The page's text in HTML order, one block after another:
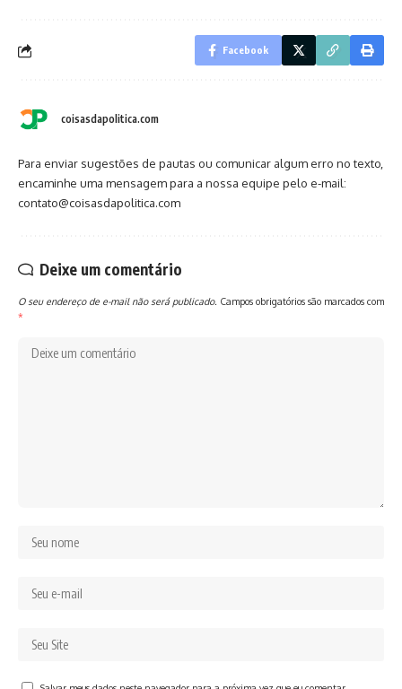
Facebook
coisasdapolitica.com
Para enviar sugestões de pautas ou comunicar algum erro no texto,
encaminhe uma mensagem para a nossa equipe pelo e-mail:
contato@coisasdapolitica.com
Deixe um comentário
O seu endereço de e-mail não será publicado. Campos obrigatórios são marcados com
*